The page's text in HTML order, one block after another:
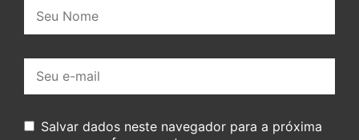
mail:
Salvar dados neste navegador para a próxima